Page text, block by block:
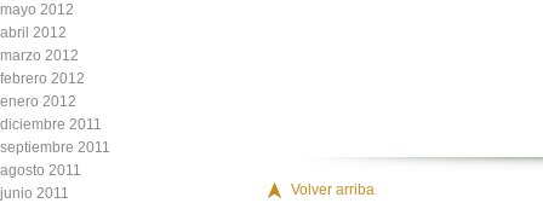
mayo 2012
abril 2012
marzo 2012
febrero 2012
enero 2012
diciembre 2011
septiembre 2011
agosto 2011
junio 2011
Volver arriba